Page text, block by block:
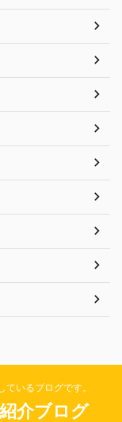
いるブログです。
介ブログ